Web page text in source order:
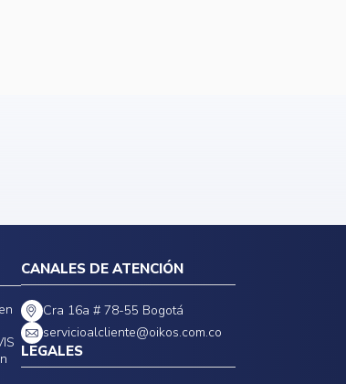
CANALES DE ATENCIÓN
Cra 16a # 78-55 Bogotá
servicioalcliente@oikos.com.co
LEGALES